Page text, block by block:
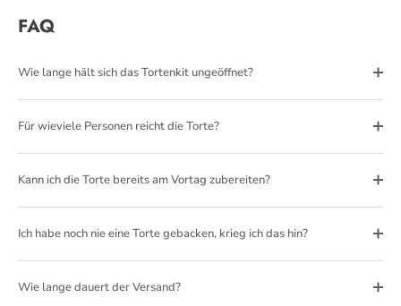
FAQ
Wie lange hält sich das Tortenkit ungeöffnet?
Für wieviele Personen reicht die Torte?
Kann ich die Torte bereits am Vortag zubereiten?
Ich habe noch nie eine Torte gebacken, krieg ich das hin?
Wie lange dauert der Versand?